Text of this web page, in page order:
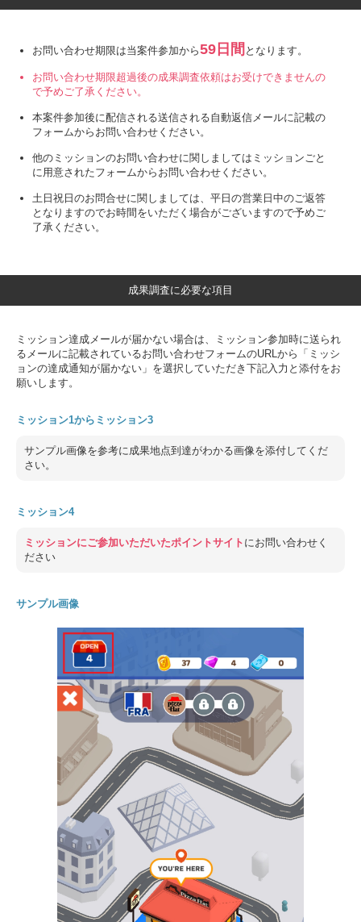
お問い合わせ期限は当案件参加から59日間 となります。
お問い合わせ期限超過後の成果調査依頼はお受けできませんの
で予めご了承ください。
本案件参加後に配信される送信される自動返信メールに記載の
フォームからお問い合わせください。
他のミッションのお問い合わせに関しましてはミッションごと
に用意されたフォームからお問い合わせください。
土日祝日のお問合せに関しましては、平日の営業日中のご返答
となりますのでお時間をいただく場合がございますので予めご
了承ください。
成果調査に必要な項目
ミッション達成メールが届かない場合は、ミッション参加時に送られ
るメールに記載されているお問い合わせフォームのURLから「ミッシ
ョンの達成通知が届かない」を選択していただき下記入力と添付をお
願いします。
ミッション1からミッション3
サンプル画像を参考に成果地点到達がわかる画像を添付してくだ
さい。
ミッション4
ミッションにご参加いただいたポイントサイト にお問い合わせく
ださい
サンプル画像